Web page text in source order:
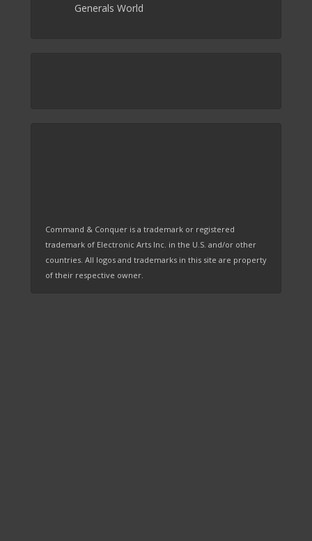
Generals World
Command & Conquer is a trademark or registered
trademark of Electronic Arts Inc. in the U.S. and/or other
countries. All logos and trademarks in this site are property
of their respective owner.